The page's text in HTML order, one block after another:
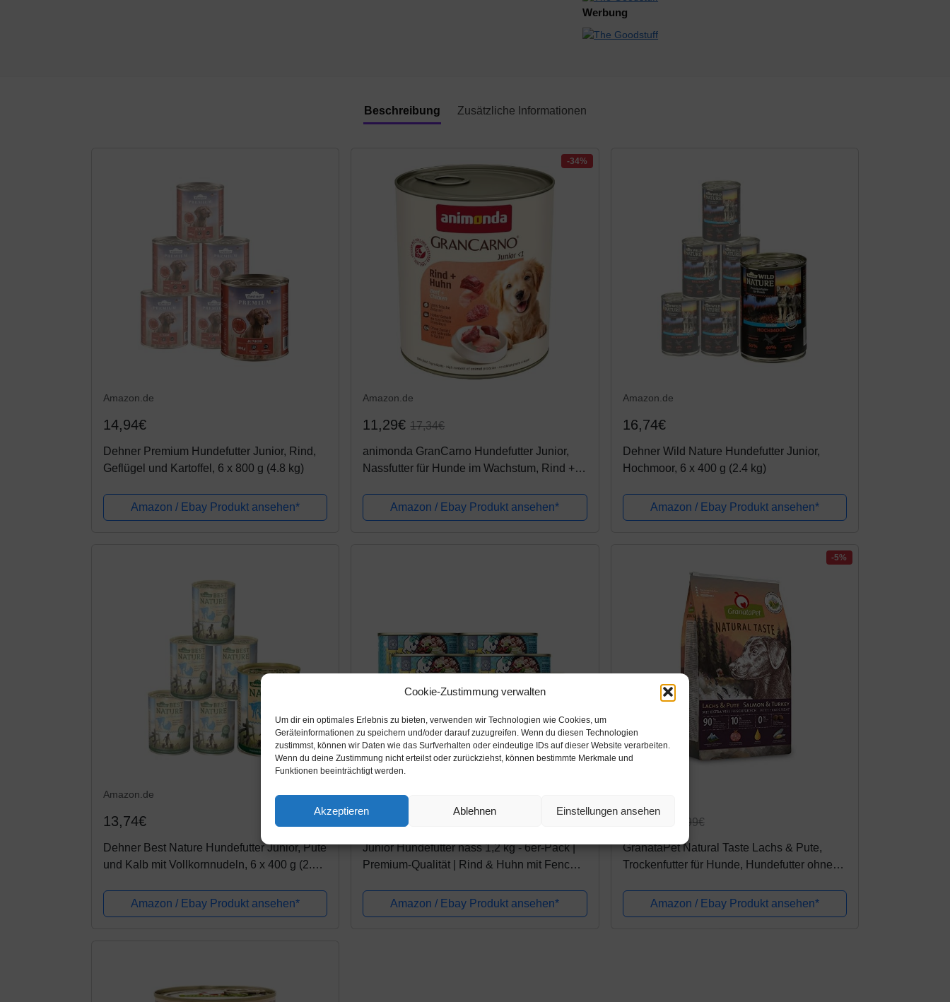
Cookie-Zustimmung verwalten
Um dir ein optimales Erlebnis zu bieten, verwenden wir Technologien wie Cookies, um
Geräteinformationen zu speichern und/oder darauf zuzugreifen. Wenn du diesen Technologien
zustimmst, können wir Daten wie das Surfverhalten oder eindeutige IDs auf dieser Website verarbeiten.
Wenn du deine Zustimmung nicht erteilst oder zurückziehst, können bestimmte Merkmale und
Funktionen beeinträchtigt werden.
Akzeptieren Ablehnen Einstellungen ansehen
Werbung
Beschreibung Zusätzliche Informationen
Amazon.de
14,94€
Dehner Premium Hundefutter Junior, Rind,
Geflügel und Kartoffel, 6 x 800 g (4.8 kg)
Amazon / Ebay Produkt ansehen*
-34%
Amazon.de
11,29€17,34€
animonda GranCarno Hundefutter Junior,
Nassfutter für Hunde im Wachstum, Rind +
Amazon / Ebay Produkt ansehen*
Amazon.de
16,74€
Dehner Wild Nature Hundefutter Junior,
Hochmoor, 6 x 400 g (2.4 kg)
Amazon / Ebay Produkt ansehen*
Amazon.de
13,74€
Dehner Best Nature Hundefutter Junior, Pute
und Kalb mit Vollkornnudeln, 6 x 400 g (2.4
Amazon / Ebay Produkt ansehen*
Amazon.de
Junior Hundefutter nass 1,2 kg - 6er-Pack |
Premium-Qualität | Rind & Huhn mit Fenchel
Fleischanteil, getreidefrei und...
Amazon / Ebay Produkt ansehen*
-5%
74,99€
GranataPet Natural Taste Lachs & Pute,
Trockenfutter für Hunde, Hundefutter ohne
Alleinfuttermittel für Hunde, 12 kg
Amazon / Ebay Produkt ansehen*